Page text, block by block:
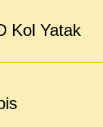
Kol Yatak